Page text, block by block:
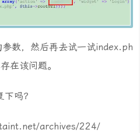
数，然后再去试一试index.ph
在该问题。
吗？
archives/224/